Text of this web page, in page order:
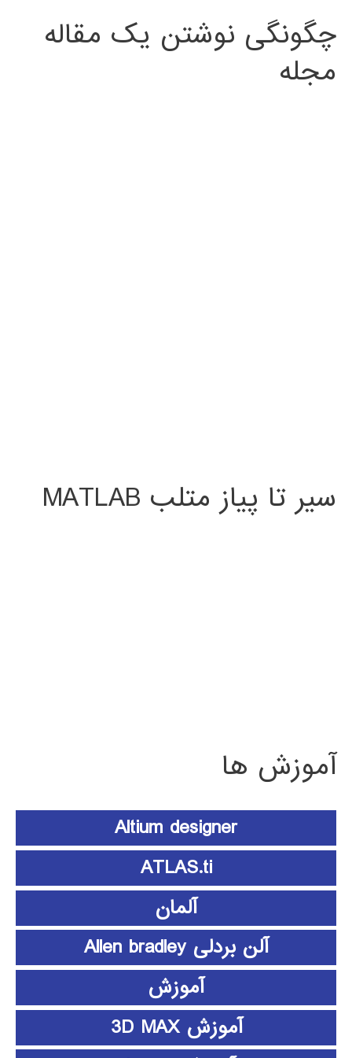
چگونگی نوشتن یک مقاله
مجله
سیر تا پیاز متلب MATLAB
آموزش ها
Altium designer
ATLAS.ti
آلمان
آلن بردلی Allen bradley
آموزش
آموزش 3D MAX